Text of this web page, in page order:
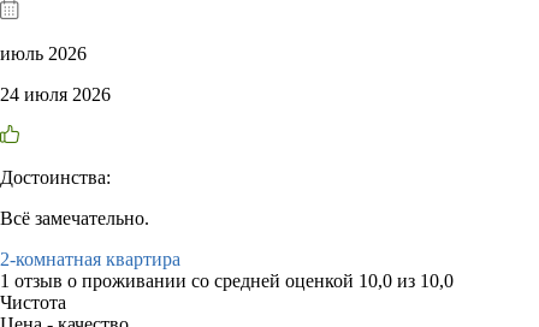
июль 2026
24 июля 2026
Достоинства:
Всё замечательно.
2-комнатная квартира
1 отзыв о проживании со средней оценкой 10,0 из 10,0
Чистота